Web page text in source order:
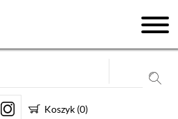
Koszyk (0)